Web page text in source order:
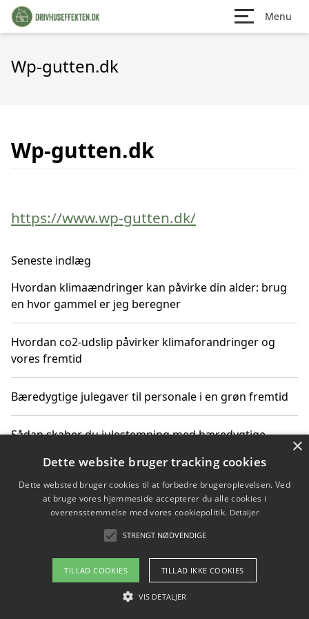
Menu
Wp-gutten.dk
Wp-gutten.dk
https://www.wp-gutten.dk/
Seneste indlæg
Hvordan klimaændringer kan påvirke din alder: brug
en hvor gammel er jeg beregner
Hvordan co2-udslip påvirker klimaforandringer og
vores fremtid
Bæredygtige julegaver til personale i en grøn fremtid
Sådan skaber du julestemning med bæredygtige
Sådan skaber du et bæredygtigt hjem med familien i
Copyright 2026 - Pilanto Aps
Om / kontakt
×
Dette website bruger tracking cookies
Dette websted bruger cookies til at forbedre brugeroplevelsen. Ved
at bruge vores hjemmeside accepterer du alle cookies i
overensstemmelse med vores cookiepolitik. Detaljer
STRENGT NØDVENDIGE
TILLAD COOKIES TILLAD IKKE COOKIES
VIS DETALJER